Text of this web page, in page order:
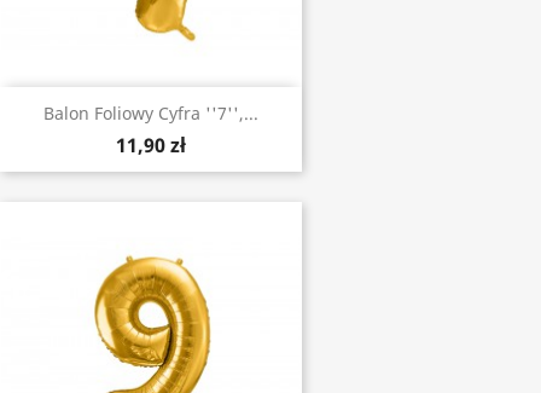
Balon Foliowy Cyfra ''7'',...
11,90 zł